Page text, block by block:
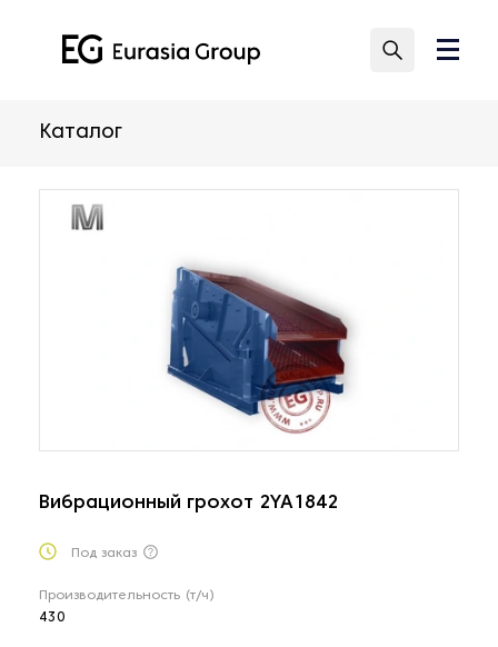
Каталог
Вибрационный грохот 2YA1842
Под заказ
Производительность (т/ч)
430